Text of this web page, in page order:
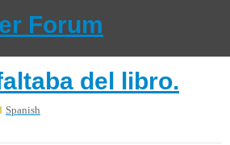
Forum
del libro.
Spanish